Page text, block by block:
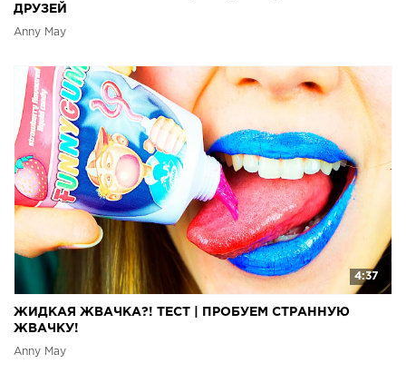
ДРУЗЕЙ
Anny May
4:37
ЖИДКАЯ ЖВАЧКА?! ТЕСТ | ПРОБУЕМ СТРАННУЮ
ЖВАЧКУ!
Anny May